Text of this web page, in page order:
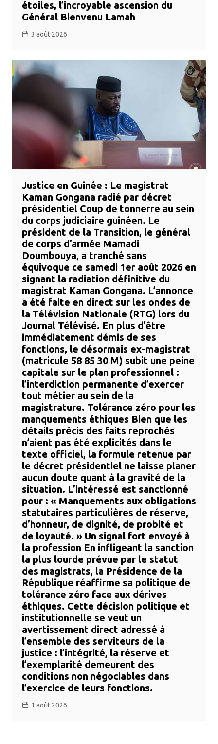
étoiles, l’incroyable ascension du
Général Bienvenu Lamah
3 août 2026
​Justice en Guinée : Le magistrat
Kaman Gongana radié par décret
présidentiel ​Coup de tonnerre au sein
du corps judiciaire guinéen. Le
président de la Transition, le général
de corps d’armée Mamadi
Doumbouya, a tranché sans
équivoque ce samedi 1er août 2026 en
signant la radiation définitive du
magistrat Kaman Gongana. ​L’annonce
a été faite en direct sur les ondes de
la Télévision Nationale (RTG) lors du
Journal Télévisé. En plus d’être
immédiatement démis de ses
fonctions, le désormais ex-magistrat
(matricule 58 85 30 M) subit une peine
capitale sur le plan professionnel :
l’interdiction permanente d’exercer
tout métier au sein de la
magistrature. ​Tolérance zéro pour les
manquements éthiques ​Bien que les
détails précis des faits reprochés
n’aient pas été explicités dans le
texte officiel, la formule retenue par
le décret présidentiel ne laisse planer
aucun doute quant à la gravité de la
situation. L’intéressé est sanctionné
pour : ​« Manquements aux obligations
statutaires particulières de réserve,
d’honneur, de dignité, de probité et
de loyauté. » ​Un signal fort envoyé à
la profession ​En infligeant la sanction
la plus lourde prévue par le statut
des magistrats, la Présidence de la
République réaffirme sa politique de
tolérance zéro face aux dérives
éthiques. Cette décision politique et
institutionnelle se veut un
avertissement direct adressé à
l’ensemble des serviteurs de la
justice : l’intégrité, la réserve et
l’exemplarité demeurent des
conditions non négociables dans
l’exercice de leurs fonctions.
1 août 2026